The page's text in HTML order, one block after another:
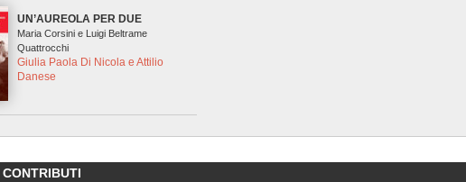
UN’AUREOLA PER DUE
Maria Corsini e Luigi Beltrame
Quattrocchi
Giulia Paola Di Nicola e Attilio
Danese